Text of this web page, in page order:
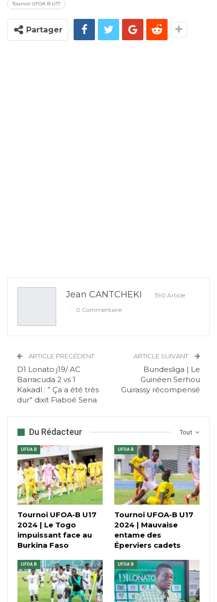
Tournoi UFOA B U17
Partager
Jean CANTCHEKI
390 Article
0 Commentaire
ARTICLE PRÉCÉDENT
D1 Lonato j19/ AC
Barracuda 2 vs 1
Kakadl : ” Ça a été très
dur” dixit Fiaboé Sena
ARTICLE SUIVANT
Bundesliga | Le
Guinéen Serhou
Guirassy récompensé
Tout
Du Rédacteur
UFOA B
Tournoi UFOA-B U17
2024 | Le Togo
impuissant face au
Burkina Faso
UFOA B
Tournoi UFOA-B U17
2024 | Mauvaise
entame des
Éperviers cadets
UFOA B UFOA B